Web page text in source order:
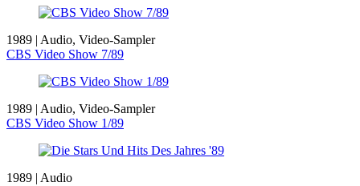
1989 | Audio, Video-Sampler
CBS Video Show 7/89
1989 | Audio, Video-Sampler
CBS Video Show 1/89
1989 | Audio